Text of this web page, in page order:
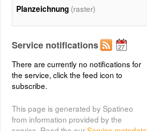
Planzeichnung (raster)
Service notifications
There are currently no notifications for
the service, click the feed icon to
subscribe.
This page is generated by Spatineo
from information provided by the